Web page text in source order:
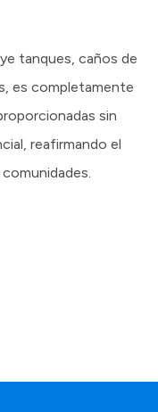
tanques, caños de
es completamente
sin
reafirmando el